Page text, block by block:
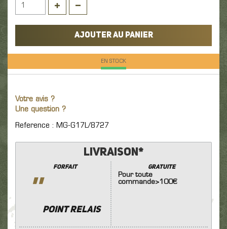
AJOUTER AU PANIER
EN STOCK
Votre avis ?
Une question ?
Reference : MG-G17L/8727
Livraison*
Forfait
''
POINT RELAIS
GRATUITE
Pour toute
commande>100€